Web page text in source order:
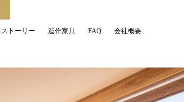
トーリー 造作家具 FAQ
会社概要